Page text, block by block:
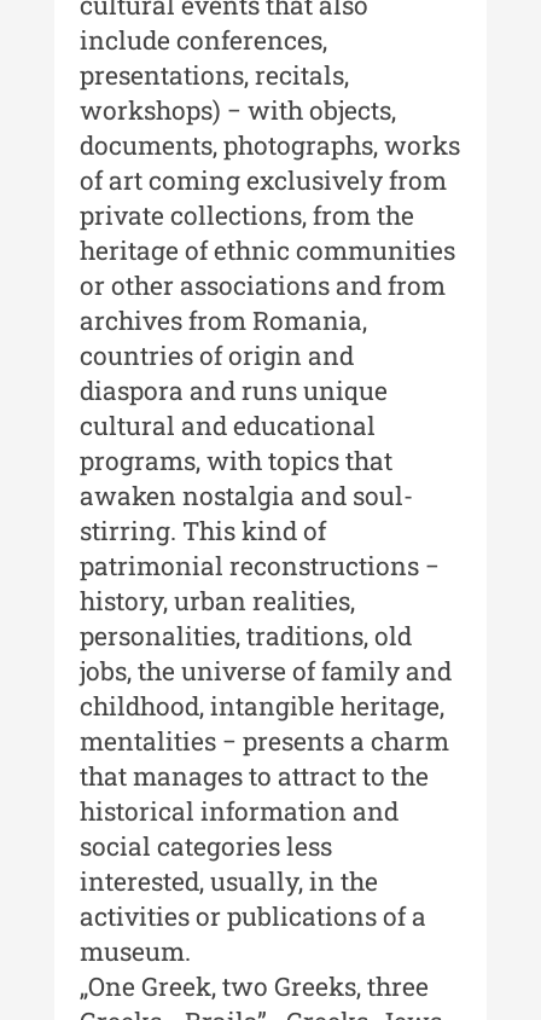
Anuarul Muzeului Etnografic al
Moldovei - XXII / 2022
Anuarul Muzeului Etnografic al
Moldovei - XXI / 2021
Anuarul Muzeului Etnografic al
Moldovei - XX / 2020
Indexul Complet
Buletinul Muzeului Științei și
Tehnicii ”Ștefan Procopiu”
Buletinul Muzeului Științei și
Tehnicii ”Ștefan Procopiu” - An
XV / Nr. 15 / 2021
Buletinul Muzeului Științei și
Tehnicii ”Ștefan Procopiu” - An
XIV / Nr. 14 / 2020
Buletinul Muzeului Științei și
Tehnicii ”Ștefan Procopiu” - An
XII / Nr. 13 / 2019
Indexul Complet
Buletinul Centrului de Cercetare și
Conservare-Restaurare a
Patrimoniului
Buletinul Centrului de Cercetare
și Conservare-Restaurare a
Patrimoniului - 2021
Buletinul Centrului de Cercetare
include conferences,
presentations, recitals,
workshops) − with objects,
documents, photographs, works
of art coming exclusively from
private collections, from the
heritage of ethnic communities
or other associations and from
archives from Romania,
countries of origin and
diaspora and runs unique
cultural and educational
programs, with topics that
awaken nostalgia and soul-
stirring. This kind of
patrimonial reconstructions −
history, urban realities,
personalities, traditions, old
jobs, the universe of family and
childhood, intangible heritage,
mentalities − presents a charm
that manages to attract to the
historical information and
social categories less
interested, usually, in the
activities or publications of a
museum.
„One Greek, two Greeks, three